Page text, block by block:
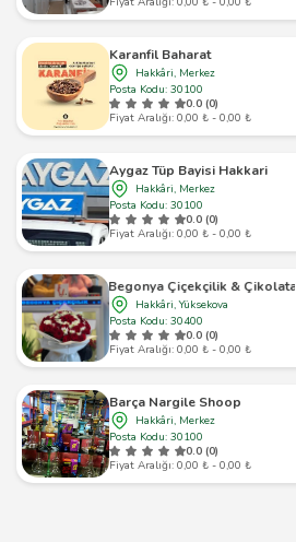
Karanfil Baharat
Hakkâri, Merkez
Posta Kodu: 30100
0.0 (0)
Fiyat Aralığı: 0,00 ₺ - 0,00 ₺
Aygaz Tüp Bayisi Hakkari
Hakkâri, Merkez
Posta Kodu: 30100
0.0 (0)
Fiyat Aralığı: 0,00 ₺ - 0,00 ₺
Begonya Çiçekçilik & Çikolata
Hakkâri, Yüksekova
Posta Kodu: 30400
0.0 (0)
Fiyat Aralığı: 0,00 ₺ - 0,00 ₺
Barça Nargile Shoop
Hakkâri, Merkez
Posta Kodu: 30100
0.0 (0)
Fiyat Aralığı: 0,00 ₺ - 0,00 ₺